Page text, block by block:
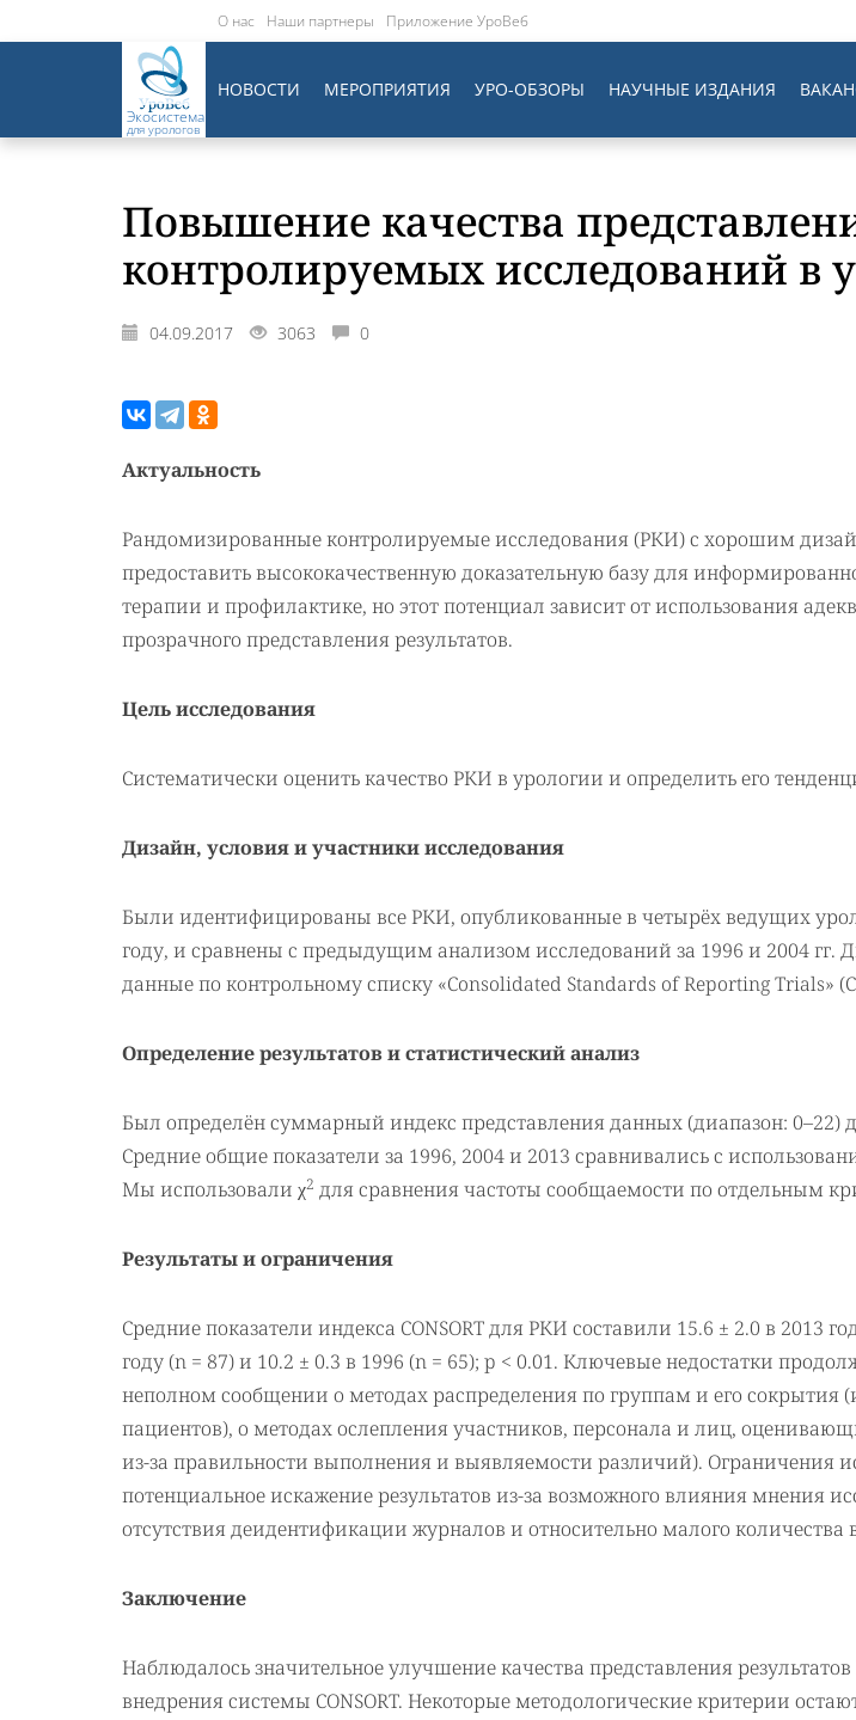
О нас Наши партнеры Приложение УроВеб
Экосистема
для урологов
НОВОСТИ МЕРОПРИЯТИЯ УРО-ОБЗОРЫ НАУЧНЫЕ ИЗДАНИЯ
Повышение качества
контролируемых исследований в
04.09.2017 3063 0
Актуальность
Рандомизированные контролируемые исследования (РКИ) с хорошим
предоставить высококачественную доказательную базу для
терапии и профилактике, но этот потенциал зависит от использования
прозрачного представления результатов.
Цель исследования
Систематически оценить качество РКИ в урологии и определить его
Дизайн, условия и участники исследования
Были идентифицированы все РКИ, опубликованные в четырёх ведущих
году, и сравнены с предыдущим анализом исследований за 1996 и 2004 гг.
данные по контрольному списку «Consolidated Standards of Reporting Trials»
Определение результатов и статистический анализ
Был определён суммарный индекс представления данных (диапазон: 0–22)
Средние общие показатели за 1996, 2004 и 2013 сравнивались с
Мы использовали χ2 для сравнения частоты сообщаемости по отдельным
Результаты и ограничения
Средние показатели индекса CONSORT для РКИ составили 15.6 ± 2.0 в 2013
году (n = 87) и 10.2 ± 0.3 в 1996 (n = 65); p < 0.01. Ключевые недостатки
неполном сообщении о методах распределения по группам и его сокрытия
пациентов), о методах ослепления участников, персонала и лиц,
из-за правильности выполнения и выявляемости различий). Ограничения
потенциальное искажение результатов из-за возможного влияния мнения
отсутствия деидентификации журналов и относительно малого
Заключение
Наблюдалось значительное улучшение качества представления
внедрения системы CONSORT. Некоторые методологические критерии